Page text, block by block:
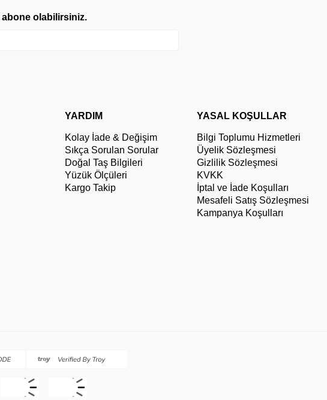
abone olabilirsiniz.
YARDIM
Kolay İade & Değişim
Sıkça Sorulan Sorular
Doğal Taş Bilgileri
Yüzük Ölçüleri
Kargo Takip
YASAL KOŞULLAR
Bilgi Toplumu Hizmetleri
Üyelik Sözleşmesi
Gizlilik Sözleşmesi
KVKK
İptal ve İade Koşulları
Mesafeli Satış Sözleşmesi
Kampanya Koşulları